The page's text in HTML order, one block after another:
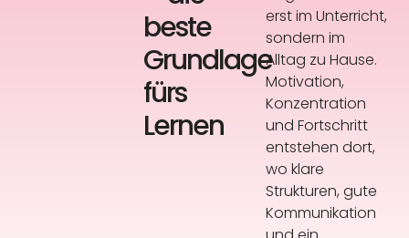
beste
Grundlage
fürs
Lernen
erst im Unterricht,
sondern im
Alltag zu Hause.
Motivation,
Konzentration
und Fortschritt
entstehen dort,
wo klare
Strukturen, gute
Kommunikation